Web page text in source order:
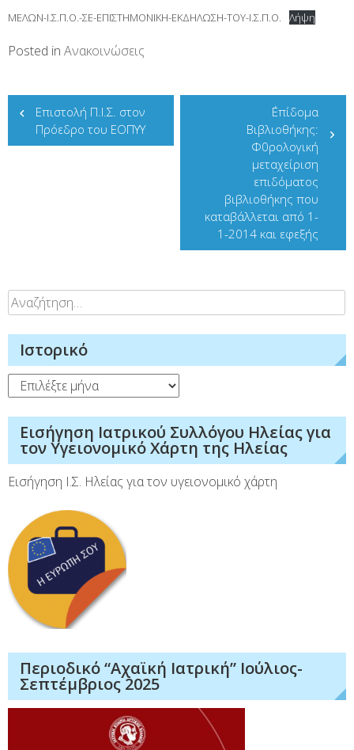
ΜΕΛΩΝ-Ι.Σ.Π.Ο.-ΣΕ-ΕΠΙΣΤΗΜΟΝΙΚΗ-ΕΚΔΗΛΩΣΗ-ΤΟΥ-Ι.Σ.Π.Ο. Λήψη
Posted in Ανακοινώσεις
Πλοήγηση
άρθρων
Επιστολή Π.Ι.Σ. στον
Πρόεδρο του ΕΟΠΥΥ
΅Επίδομα
Βιβλιοθήκης:
Φ0ρολογική
μεταχείριση
επιδόματος
βιβλιοθήκης που
καταβάλλεται από 1-
1-2014 και εφεξής
Αναζήτηση
για:
Ιστορικό
Ιστορικό
Εισήγηση Ιατρικού Συλλόγου Ηλείας για
τον Υγειονομικό Χάρτη της Ηλείας
Εισήγηση Ι.Σ. Ηλείας για τον υγειονομικό χάρτη
Περιοδικό “Αχαϊκή Ιατρική” Ιούλιος-
Σεπτέμβριος 2025